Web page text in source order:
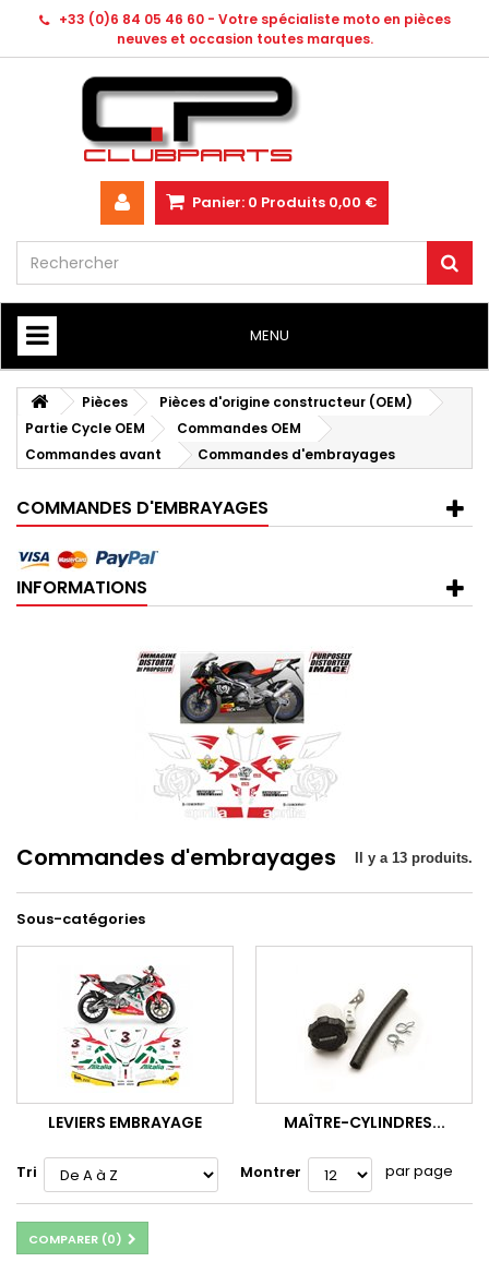
+33 (0)6 84 05 46 60 - Votre spécialiste moto en pièces
neuves et occasion toutes marques.
Panier: 0 Produits 0,00 €
MENU
HOME
Pièces
Pièces d'origine constructeur (OEM)
Partie Cycle OEM
Commandes OEM
Commandes avant
Commandes d'embrayages
COMMANDES D'EMBRAYAGES
INFORMATIONS
Commandes d'embrayages Il y a 13 produits.
Sous-catégories
LEVIERS EMBRAYAGE MAÎTRE-CYLINDRES...
Tri Montrer par page
COMPARER (0)